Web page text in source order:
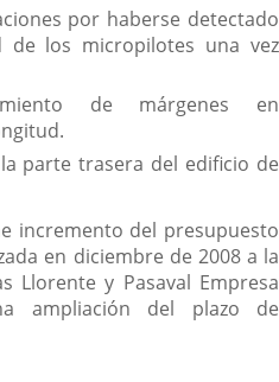
por haberse detectado
de los micropilotes una vez
de márgenes en
parte trasera del edificio de
incremento del presupuesto
en diciembre de 2008 a la
Llorente y Pasaval Empresa
ampliación del plazo de